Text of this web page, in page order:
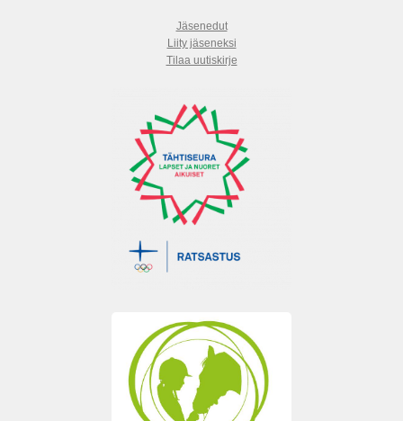
Jäsenedut
Liity jäseneksi
Tilaa uutiskirje